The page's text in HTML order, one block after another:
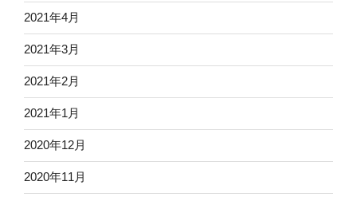
2021年4月
2021年3月
2021年2月
2021年1月
2020年12月
2020年11月